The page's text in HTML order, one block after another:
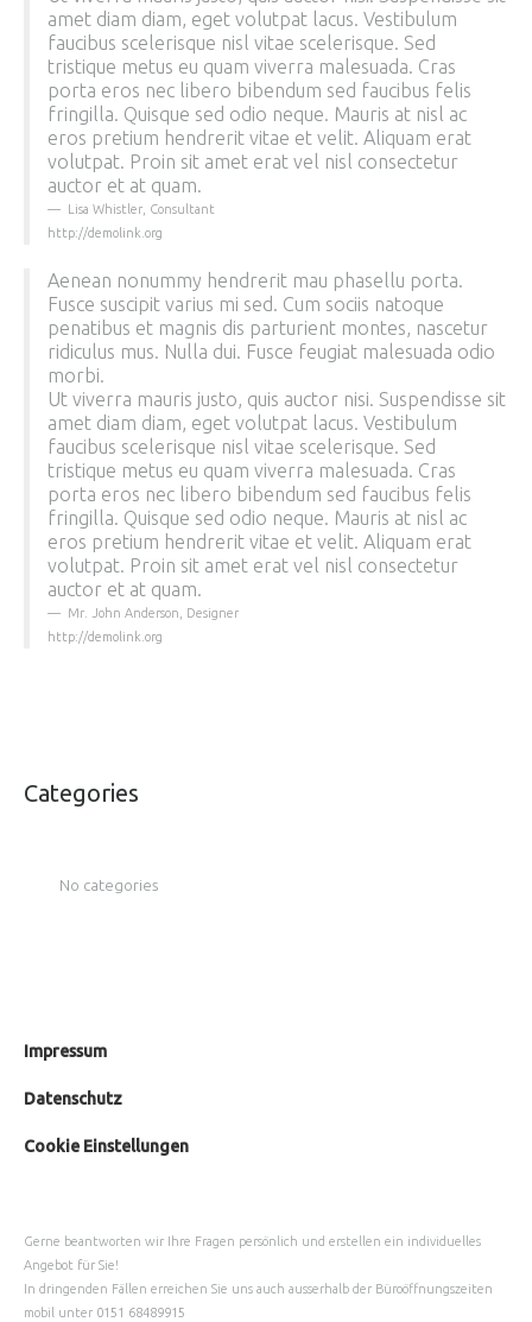
amet diam diam, eget volutpat lacus. Vestibulum
faucibus scelerisque nisl vitae scelerisque. Sed
tristique metus eu quam viverra malesuada. Cras
porta eros nec libero bibendum sed faucibus felis
fringilla. Quisque sed odio neque. Mauris at nisl ac
eros pretium hendrerit vitae et velit. Aliquam erat
volutpat. Proin sit amet erat vel nisl consectetur
auctor et at quam.
Lisa Whistler, Consultant
http://demolink.org
Aenean nonummy hendrerit mau phasellu porta.
Fusce suscipit varius mi sed. Cum sociis natoque
penatibus et magnis dis parturient montes, nascetur
ridiculus mus. Nulla dui. Fusce feugiat malesuada odio
morbi.
Ut viverra mauris justo, quis auctor nisi. Suspendisse sit
amet diam diam, eget volutpat lacus. Vestibulum
faucibus scelerisque nisl vitae scelerisque. Sed
tristique metus eu quam viverra malesuada. Cras
porta eros nec libero bibendum sed faucibus felis
fringilla. Quisque sed odio neque. Mauris at nisl ac
eros pretium hendrerit vitae et velit. Aliquam erat
volutpat. Proin sit amet erat vel nisl consectetur
auctor et at quam.
Mr. John Anderson, Designer
http://demolink.org
Categories
No categories
Impressum
Datenschutz
Cookie Einstellungen
Gerne beantworten wir Ihre Fragen persönlich und erstellen ein individuelles
Angebot für Sie!
In dringenden Fällen erreichen Sie uns auch ausserhalb der Büroöffnungszeiten
mobil unter 0151 68489915